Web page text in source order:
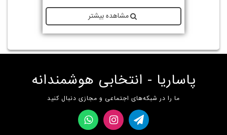
مشاهده بیشتر
پاساریا - انتخابی هوشمندانه
ما را در شبکه‌های اجتماعی و مجازی دنبال کنید